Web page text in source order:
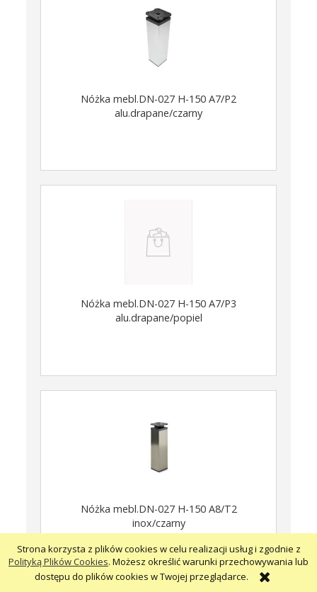
Strona korzysta z plików cookies w celu realizacji usług i zgodnie z
Polityką Plików Cookies. Możesz określić warunki przechowywania lub
dostępu do plików cookies w Twojej przeglądarce.
Nóżka mebl.DN-027 H-150 A7/P2
alu.drapane/czarny
Nóżka mebl.DN-027 H-150 A7/P3
alu.drapane/popiel
Nóżka mebl.DN-027 H-150 A8/T2
inox/czarny